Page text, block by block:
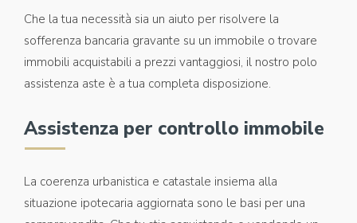
Che la tua necessità sia un aiuto per risolvere la
sofferenza bancaria gravante su un immobile o trovare
immobili acquistabili a prezzi vantaggiosi, il nostro polo
assistenza aste è a tua completa disposizione.
Assistenza per controllo immobile
La coerenza urbanistica e catastale insiema alla
situazione ipotecaria aggiornata sono le basi per una